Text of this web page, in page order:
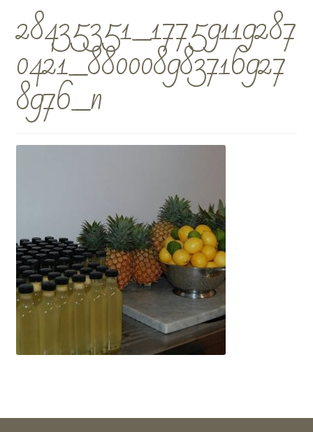
28435351_17759119287
0421_880008983716927
8976_n